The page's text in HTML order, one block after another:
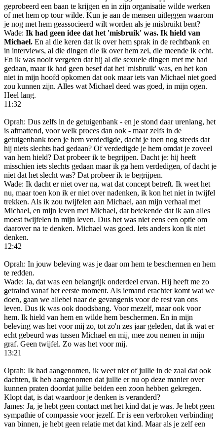
geprobeerd een baan te krijgen en in zijn organisatie wilde werken
of met hem op tour wilde. Kun je aan de mensen uitleggen waarom
je nog met hem geassocieerd wilt worden als je misbruikt bent?
Wade: Ik had geen idee dat het 'misbruik' was. Ik hield van
Michael. En al die keren dat ik over hem sprak in de rechtbank en
in interviews, al die dingen die ik over hem zei, die meende ik echt.
En ik was nooit vergeten dat hij al die sexuele dingen met me had
gedaan, maar ik had geen besef dat het 'misbruik' was, en het kon
niet in mijn hoofd opkomen dat ook maar iets van Michael niet goed
zou kunnen zijn. Alles wat Michael deed was goed, in mijn ogen.
Heel lang.
11:32
Oprah: Dus zelfs in de getuigenbank - en je stond daar urenlang, het
is afmattend, voor welk proces dan ook - maar zelfs in de
getuigenbank toen je hem verdedigde, dacht je toen nog steeds dat
hij niets slechts had gedaan? Of verdedigde je hem omdat je zoveel
van hem hield? Dat probeer ik te begrijpen. Dacht je: hij heeft
misschien iets slechts gedaan maar ik ga hem verdedigen, of dacht je
niet dat het slecht was? Dat probeer ik te begrijpen.
Wade: Ik dacht er niet over na, wat dat concept betreft. Ik weet het
nu, maar toen kon ik er niet over nadenken, ik kon het niet in twijfel
trekken. Als ik zou twijfelen aan Michael, aan mijn verhaal met
Michael, en mijn leven met Michael, dat betekende dat ik aan alles
moest twijfelen in mijn leven. Dus het was niet eens een optie om
daarover na te denken. Michael was goed. Iets anders kon ik niet
denken.
12:42
Oprah: In jouw beleving was je daar om hem te beschermen en hem
te redden.
Wade: Ja, dat was een belangrijk onderdeel ervan. Hij heeft me zo
getraind vanaf het eerste moment. Als iemand erachter komt wat we
doen, gaan we allebei naar de gevangenis voor de rest van ons
leven. Dus ik was ook doodsbang. Voor mezelf, maar ook voor
hem. Ik hield van hem en wilde hem beschermen. En in mijn
beleving was het voor mij zo, tot zo'n zes jaar geleden, dat ik wat er
echt gebeurd was tussen Michael en mij, mee zou nemen in mijn
graf. Geen twijfel. Zo was het voor mij.
13:21
Oprah: Ik had aangenomen, ik weet niet of jullie in de zaal dat ook
dachten, ik heb aangenomen dat jullie er nu op deze manier over
kunnen praten doordat jullie beiden een zoon hebben gekregen.
Klopt dat, is dat waardoor je denken is veranderd?
James: Ja, je hebt geen contact met het kind dat je was. Je hebt geen
sympathie of compassie voor jezelf. Er is een verbroken verbinding
van binnen, je hebt geen relatie met dat kind. Maar als je zelf een